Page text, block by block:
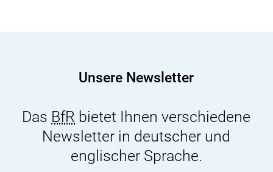
Unsere Newsletter
Das BfR bietet Ihnen verschiedene
Newsletter in deutscher und
englischer Sprache.